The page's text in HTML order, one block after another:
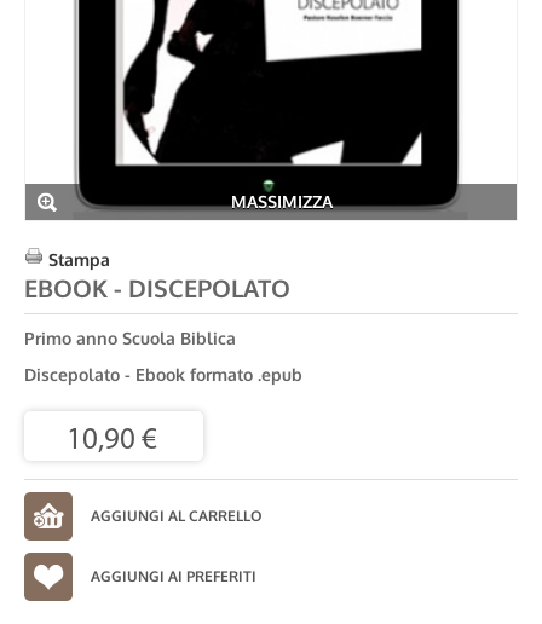
MASSIMIZZA
Stampa
EBOOK - DISCEPOLATO
Primo anno Scuola Biblica
Discepolato - Ebook formato .epub
10,90 €
AGGIUNGI AI PREFERITI